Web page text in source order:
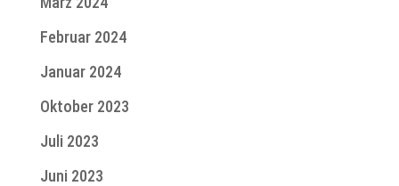
Februar 2024
Januar 2024
Oktober 2023
Juli 2023
Juni 2023